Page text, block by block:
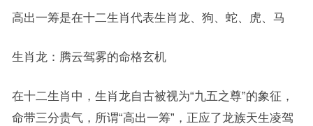
高出一筹是在十二生肖代表生肖龙、狗、蛇、虎、马
生肖龙：腾云驾雾的命格玄机
在十二生肖中，生肖龙自古被视为“九五之尊”的象征，
命带三分贵气，所谓“高出一筹”，正应了龙族天生凌驾